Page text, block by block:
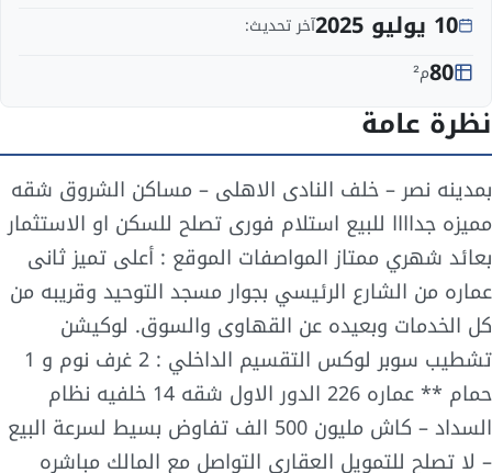
10 يوليو 2025 آخر تحديث:
80م²
نظرة عامة
بمدينه نصر – خلف النادى الاهلى – مساكن الشروق شقه
مميزه جداااا للبيع استلام فورى تصلح للسكن او الاستثمار
بعائد شهري ممتاز المواصفات الموقع : أعلى تميز ثانى
عماره من الشارع الرئيسي بجوار مسجد التوحيد وقريبه من
كل الخدمات وبعيده عن القهاوى والسوق. لوكيشن
تشطيب سوبر لوكس التقسيم الداخلي : 2 غرف نوم و 1
حمام ** عماره 226 الدور الاول شقه 14 خلفيه نظام
السداد – كاش مليون 500 الف تفاوض بسيط لسرعة البيع
– لا تصلح للتمويل العقارى التواصل مع المالك مباشره